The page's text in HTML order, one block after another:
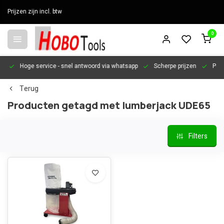
Prijzen zijn incl. btw
0
Hoge service- snel antwoord via whatsapp Scherpe prijzen
Terug
Producten getagd met lumberjack UDE65
Filters